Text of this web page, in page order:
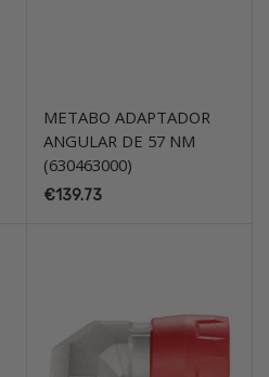
METABO ADAPTADOR
ANGULAR DE 57 NM
(630463000)
€139.73